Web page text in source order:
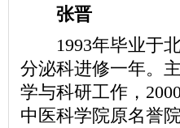
张晋
1993年毕业于北
分泌科进修一年。
学与科研工作，
中医科学院原名誉